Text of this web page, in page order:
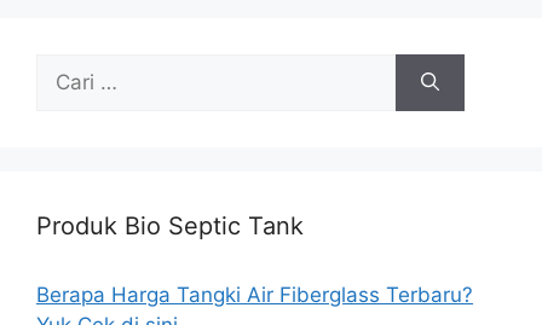
Cari
Produk Bio Septic Tank
Berapa Harga Tangki Air Fiberglass Terbaru?